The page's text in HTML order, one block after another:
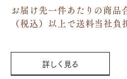
お届け先一件あたりの商品
（税込）以上で送料当社負
詳しく見る